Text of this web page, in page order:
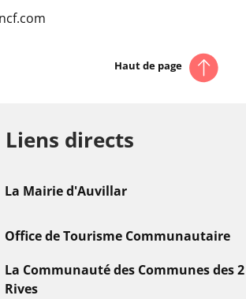
Haut de page
Liens directs
La Mairie d'Auvillar
Office de Tourisme Communautaire
La Communauté des Communes des 2
Rives